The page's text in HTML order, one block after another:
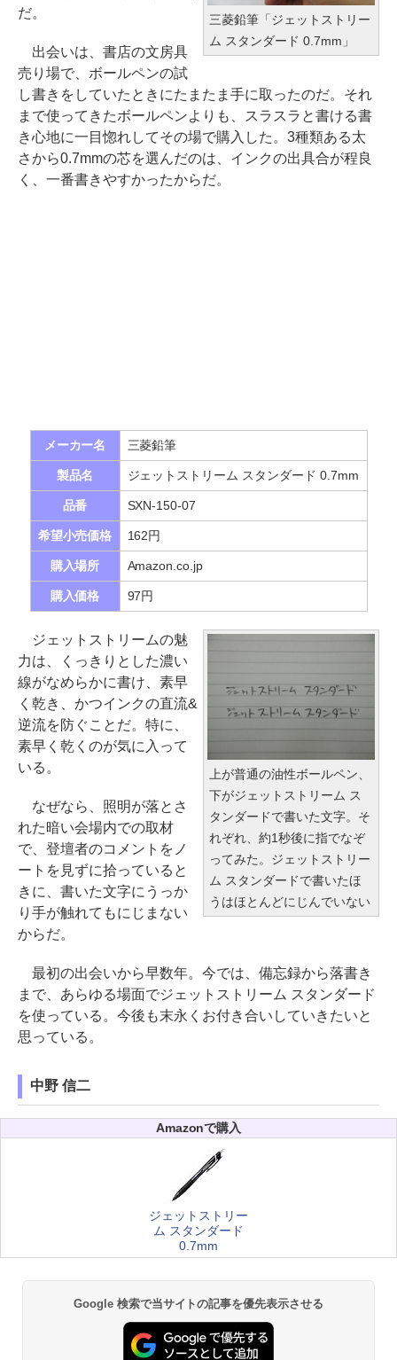
三菱鉛筆「ジェットストリー
ム スタンダード 0.7mm」
だ。
出会いは、書店の文房具
売り場で、ボールペンの試
し書きをしていたときにたまたま手に取ったのだ。それ
まで使ってきたボールペンよりも、スラスラと書ける書
き心地に一目惚れしてその場で購入した。3種類ある太
さから0.7mmの芯を選んだのは、インクの出具合が程良
く、一番書きやすかったからだ。
メーカー名 三菱鉛筆
製品名 ジェットストリーム スタンダード 0.7mm
品番 SXN-150-07
希望小売価格 162円
購入場所 Amazon.co.jp
購入価格 97円
上が普通の油性ボールペン、
下がジェットストリーム ス
タンダードで書いた文字。そ
れぞれ、約1秒後に指でなぞ
ってみた。ジェットストリー
ム スタンダードで書いたほ
うはほとんどにじんでいない
ジェットストリームの魅
力は、くっきりとした濃い
線がなめらかに書け、素早
く乾き、かつインクの直流&
逆流を防ぐことだ。特に、
素早く乾くのが気に入って
いる。
なぜなら、照明が落とさ
れた暗い会場内での取材
で、登壇者のコメントをノ
ートを見ずに拾っていると
きに、書いた文字にうっか
り手が触れてもにじまない
からだ。
最初の出会いから早数年。今では、備忘録から落書き
まで、あらゆる場面でジェットストリーム スタンダード
を使っている。今後も末永くお付き合いしていきたいと
思っている。
中野 信二
Amazonで購入
ジェットストリー
ム スタンダード
0.7mm
Google 検索で当サイトの記事を優先表示させる